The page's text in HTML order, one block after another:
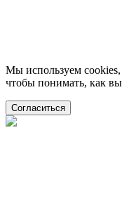
Мы используем
чтобы понимать, как вы
Согласиться